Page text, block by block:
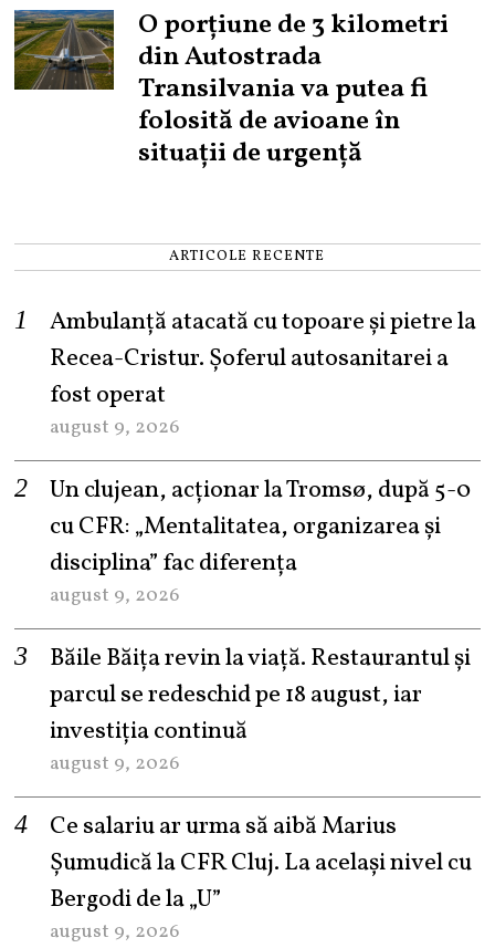
O porțiune de 3 kilometri
din Autostrada
Transilvania va putea fi
folosită de avioane în
situații de urgență
ARTICOLE RECENTE
Ambulanță atacată cu topoare și pietre la
Recea-Cristur. Șoferul autosanitarei a
fost operat
august 9, 2026
Un clujean, acționar la Tromsø, după 5-0
cu CFR: „Mentalitatea, organizarea și
disciplina” fac diferența
august 9, 2026
Băile Băița revin la viață. Restaurantul și
parcul se redeschid pe 18 august, iar
investiția continuă
august 9, 2026
Ce salariu ar urma să aibă Marius
Șumudică la CFR Cluj. La același nivel cu
Bergodi de la „U”
august 9, 2026